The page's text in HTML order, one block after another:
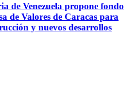
de Venezuela propone fondo
de Valores de Caracas para
y nuevos desarrollos